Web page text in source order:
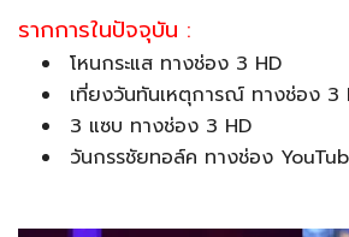
รากการในปัจจุบัน :
โหนกระแส ทางช่อง 3 HD
เที่ยงวันทันเหตุการณ์ ทางช่อง 3
3 แซบ ทางช่อง 3 HD
วันกรรชัยทอล์ค ทางช่อง